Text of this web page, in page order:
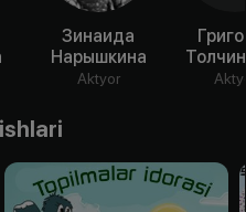
Зинаида
Нарышкина
Aktyor